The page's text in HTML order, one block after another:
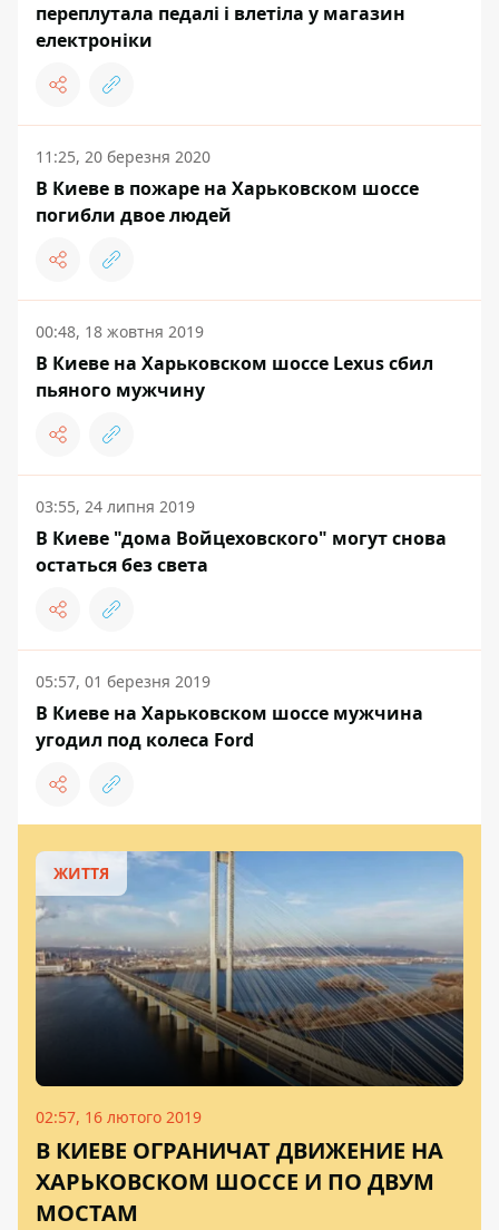
переплутала педалі і влетіла у магазин
електроніки
11:25, 20 березня 2020
В Киеве в пожаре на Харьковском шоссе
погибли двое людей
00:48, 18 жовтня 2019
В Киеве на Харьковском шоссе Lexus сбил
пьяного мужчину
03:55, 24 липня 2019
В Киеве "дома Войцеховского" могут снова
остаться без света
05:57, 01 березня 2019
В Киеве на Харьковском шоссе мужчина
угодил под колеса Ford
ЖИТТЯ
02:57, 16 лютого 2019
В КИЕВЕ ОГРАНИЧАТ ДВИЖЕНИЕ НА
ХАРЬКОВСКОМ ШОССЕ И ПО ДВУМ
МОСТАМ